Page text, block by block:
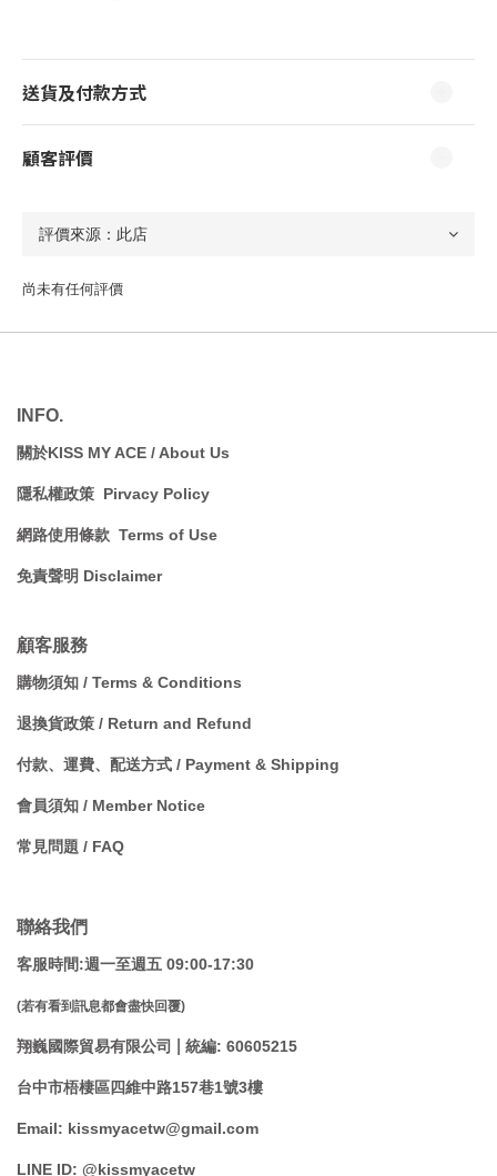
送貨及付款方式
顧客評價
尚未有任何評價
INFO.
關於KISS MY ACE / About Us
隱私權政策 Pirvacy Policy
網路使用條款 Terms of Use
免責聲明 Disclaimer
顧客服務
購物須知 / Terms & Conditions
退換貨政策 / Return and Refund
付款、運費、配送方式 / Payment & Shipping
會員須知 / Member Notice
常見問題 / FAQ
聯絡我們
客服時間:週一至週五 09:00-17:30
(若有看到訊息都會盡快回覆)
翔巍國際貿易有限公司 統編: 60605215
台中市梧棲區四維中路157巷1號3樓
Email: kissmyacetw@gmail.com
LINE ID: @kissmyacetw